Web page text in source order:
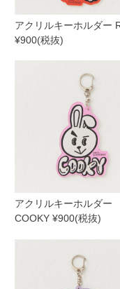
アクリルキーホルダー
¥900(税抜)
アクリルキーホルダー
COOKY ¥900(税抜)